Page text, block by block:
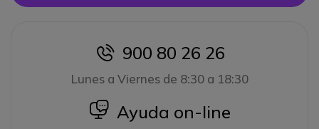
icon
900 80 26 26
Lunes a Viernes de 8:30 a 18:30
icon
Ayuda on-line